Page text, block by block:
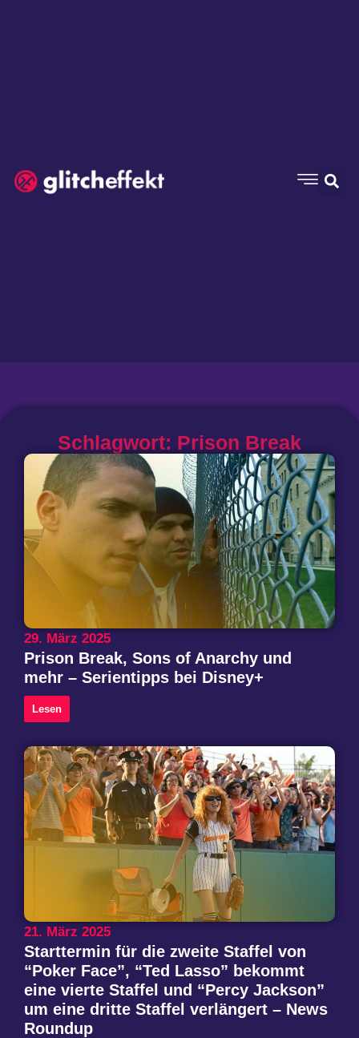
Schlagwort: Prison Break
29. März 2025
Prison Break, Sons of Anarchy und
mehr – Serientipps bei Disney+
Lesen
21. März 2025
Starttermin für die zweite Staffel von
“Poker Face”, “Ted Lasso” bekommt
eine vierte Staffel und “Percy Jackson”
um eine dritte Staffel verlängert – News
Roundup